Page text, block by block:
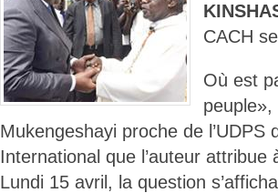
CACH
Où est
Mukengeshayi proche de l’UDPS
International que l’auteur attribue
Lundi 15 avril, la question